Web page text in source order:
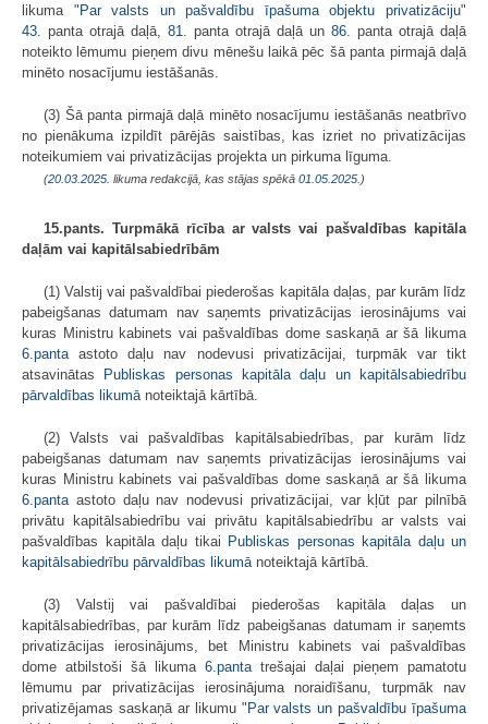
likuma " Par valsts un pašvaldību īpašuma objektu privatizāciju"
43. panta otrajā daļā, 81. panta otrajā daļā un 86. panta otrajā daļā
noteikto lēmumu pieņem divu mēnešu laikā pēc šā panta pirmajā daļā
minēto nosacījumu iestāšanās.
(3) Šā panta pirmajā daļā minēto nosacījumu iestāšanās neatbrīvo
no pienākuma izpildīt pārējās saistības, kas izriet no privatizācijas
noteikumiem vai privatizācijas projekta un pirkuma līguma.
(20.03.2025 . likuma redakcijā, kas stājas spēkā 01.05.2025. )
15.pants. Turpmākā rīcība ar valsts vai pašvaldības kapitāla
daļām vai kapitālsabiedrībām
(1) Valstij vai pašvaldībai piederošas kapitāla daļas, par kurām līdz
pabeigšanas datumam nav saņemts privatizācijas ierosinājums vai
kuras Ministru kabinets vai pašvaldības dome saskaņā ar šā likuma
6.pantaastoto daļu nav nodevusi privatizācijai, turpmāk var tikt
atsavinātas
Publiskas personas kapitāla daļu un kapitālsabiedrību
pārvaldības likumānoteiktajā kārtībā.
(2) Valsts vai pašvaldības kapitālsabiedrības, par kurām līdz
pabeigšanas datumam nav saņemts privatizācijas ierosinājums vai
kuras Ministru kabinets vai pašvaldības dome saskaņā ar šā likuma
6.pantaastoto daļu nav nodevusi privatizācijai, var kļūt par pilnībā
privātu kapitālsabiedrību vai privātu kapitālsabiedrību ar valsts vai
pašvaldības kapitāla daļu tikai Publiskas personas kapitāla daļu un
kapitālsabiedrību pārvaldības likumānoteiktajā kārtībā.
(3) Valstij vai pašvaldībai piederošas kapitāla daļas un
kapitālsabiedrības, par kurām līdz pabeigšanas datumam ir saņemts
privatizācijas ierosinājums, bet Ministru kabinets vai pašvaldības
dome atbilstoši šā likuma 6.pantatrešajai daļai pieņem pamatotu
lēmumu par privatizācijas ierosinājuma noraidīšanu, turpmāk nav
privatizējamas saskaņā ar likumu " Par valsts un pašvaldību īpašuma